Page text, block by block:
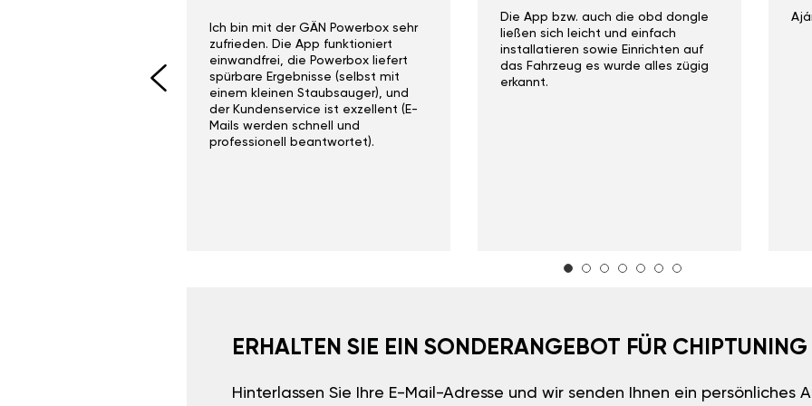
Ich bin mit der GÄN Powerbox sehr
zufrieden. Die App funktioniert
einwandfrei, die Powerbox liefert
spürbare Ergebnisse (selbst mit
einem kleinen Staubsauger), und
der Kundenservice ist exzellent (E-
Mails werden schnell und
professionell beantwortet).
Die App bzw. auch die obd dongle
ließen sich leicht und einfach
installatieren sowie Einrichten auf
das Fahrzeug es wurde alles zügig
erkannt.
ERHALTEN SIE EIN SONDERANGEBOT FÜR CHIPTUNING
Hinterlassen Sie Ihre E-Mail-Adresse und wir senden Ihnen ein persönliches